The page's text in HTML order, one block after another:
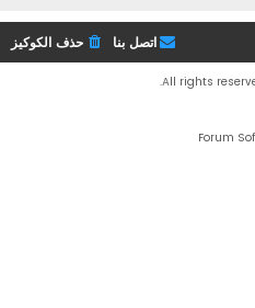
حذف الكوكيز اتصل بنا